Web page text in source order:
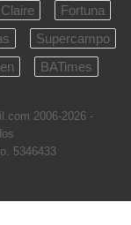
Fortuna
Supercampo
BATimes
2006-2026 -
5346433